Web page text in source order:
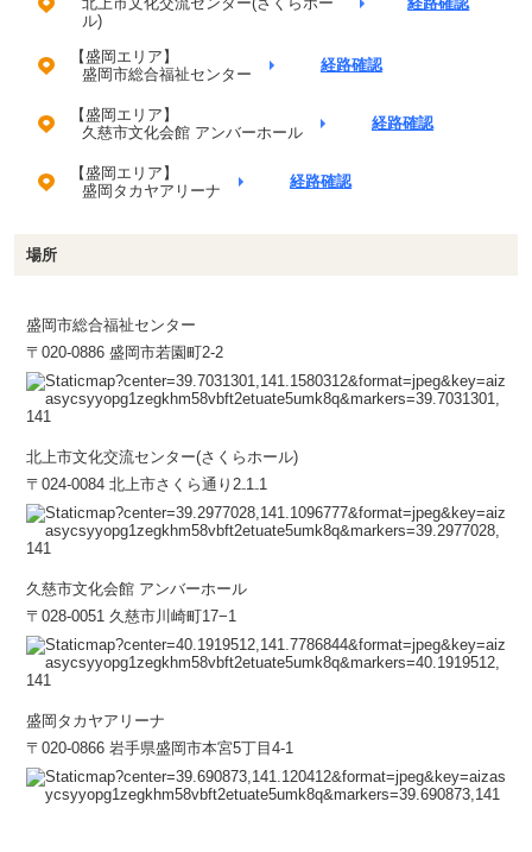
ル)
【盛岡エリア】
盛岡市総合福祉センター
経路確認
【盛岡エリア】
久慈市文化会館 アンバーホール
経路確認
【盛岡エリア】
盛岡タカヤアリーナ
経路確認
場所
盛岡市総合福祉センター
〒020-0886 盛岡市若園町2-2
北上市文化交流センター(さくらホール)
〒024-0084 北上市さくら通り2₋1₋1
久慈市文化会館 アンバーホール
〒028-0051 久慈市川崎町17−1
盛岡タカヤアリーナ
〒020-0866 岩手県盛岡市本宮5丁目4-1